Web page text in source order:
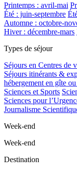
Printemps : avril-mai
Été : juin-septembre
Automne : octobre-
Hiver : décembre-mars
Types de séjour
Séjours en Centres de
Séjours itinérants &
hébergement en gîte
Sciences et Sports
Sciences pour
Journalisme
Week-end
Week-end
Destination